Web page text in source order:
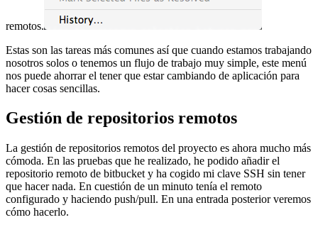
remotos.
Estas son las tareas más comunes así que cuando estamos trabajando
nosotros solos o tenemos un flujo de trabajo muy simple, este menú
nos puede ahorrar el tener que estar cambiando de aplicación para
hacer cosas sencillas.
Gestión de repositorios remotos
La gestión de repositorios remotos del proyecto es ahora mucho más
cómoda. En las pruebas que he realizado, he podido añadir el
repositorio remoto de bitbucket y ha cogido mi clave SSH sin tener
que hacer nada. En cuestión de un minuto tenía el remoto
configurado y haciendo push/pull. En una entrada posterior veremos
cómo hacerlo.